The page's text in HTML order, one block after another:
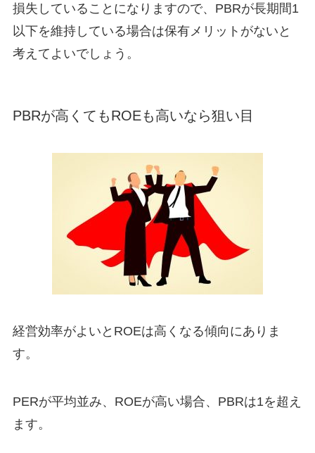
損失していることになりますので、PBRが長期間1
以下を維持している場合は保有メリットがないと
考えてよいでしょう。
PBRが高くてもROEも高いなら狙い目
経営効率がよいとROEは高くなる傾向にありま
す。
PERが平均並み、ROEが高い場合、PBRは1を超え
ます。